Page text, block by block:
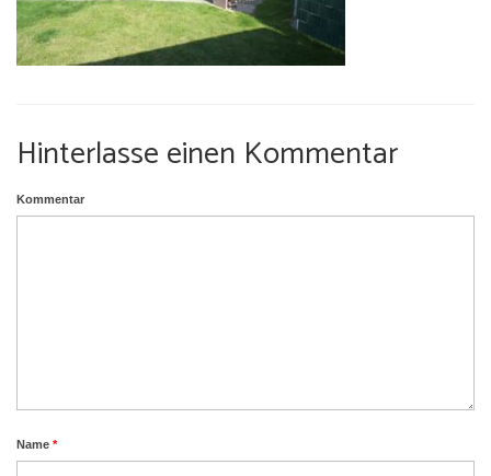
Umgebung
Hinterlasse einen Kommentar
Kommentar
Name *